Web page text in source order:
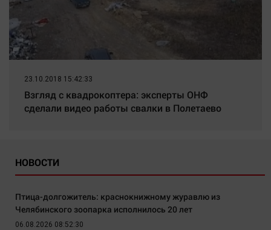
23.10.2018 15:42:33
Взгляд с квадрокоптера: эксперты ОНФ
сделали видео работы свалки в Полетаево
НОВОСТИ
Птица-долгожитель: краснокнижному журавлю из
Челябинского зоопарка исполнилось 20 лет
06.08.2026 08:52:30